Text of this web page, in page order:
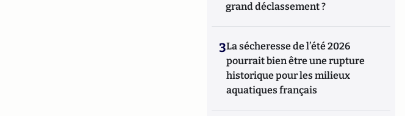
grand déclassement ?
3La sécheresse de l’été 2026
pourrait bien être une rupture
historique pour les milieux
aquatiques français